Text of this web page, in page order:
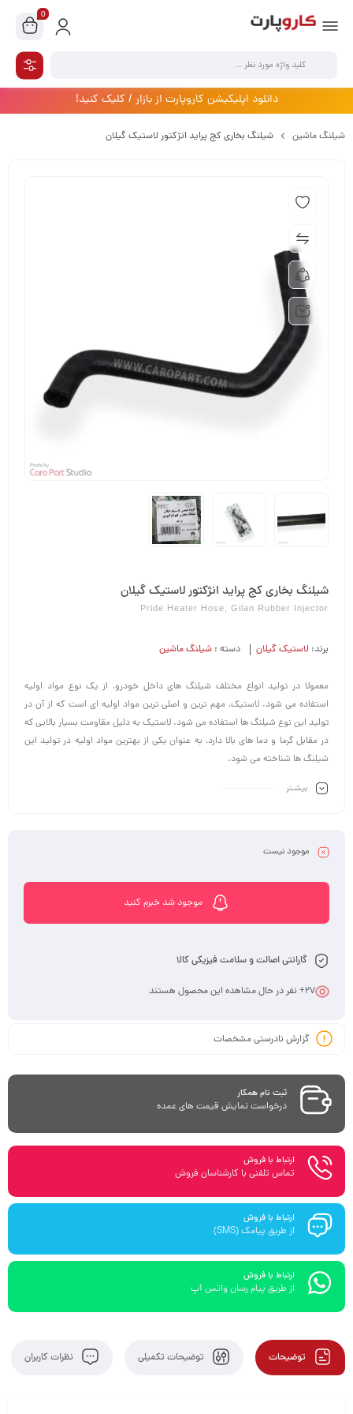
0
دانلود اپلیکیشن کاروپارت از بازار / کلیک کنید!
شیلنگ ماشین شیلنگ بخاری کج پراید انژکتور لاستیک گیلان
شیلنگ بخاری کج پراید انژکتور لاستیک گیلان
Pride Heater Hose, Gilan Rubber Injector
برند: لاستیک گیلان دسته : شیلنگ ماشین
معمولا در تولید انواع مختلف شیلنگ های داخل خودرو، از یک نوع مواد اولیه
استفاده می شود. لاستیک، مهم ترین و اصلی ترین مواد اولیه ای است که از آن در
تولید این نوع شیلنگ ها استفاده می شود. لاستیک به دلیل مقاومت بسیار بالایی که
در مقابل گرما و دما های بالا دارد، به عنوان یکی از بهترین مواد اولیه در تولید این
شیلنگ ها شناخته می شود.
بیشـتر
موجود نیست
موجود شد خبرم کنید
گارانتی اصالت و سلامت فیزیکی کالا
27+ نفر در حال مشاهده این محصول هستند
گزارش نادرستی مشخصات
ثبت نام همکار
درخواست نمایش قیمت های عمده
ارتباط با فروش
تماس تلفنی با کارشناسان فروش
ارتباط با فروش
از طریق پیامک (SMS)
ارتباط با فروش
از طریق پیام رسان واتس آپ
توضیحات توضیحات تکمیلی نظرات کاربران